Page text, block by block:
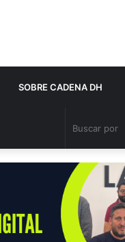
SOBRE CADENA DH